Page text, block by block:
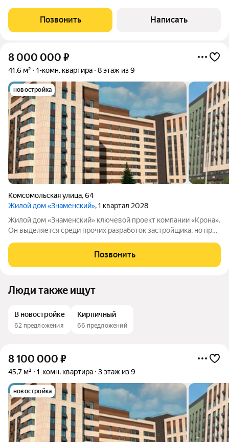
теплая и светлая. В ванной и на кухне смонтирован теплый
пол. Удобная планировка:
Позвонить Написать
8 000 000 ₽
41,6 м² 1-комн. квартира 8 этаж из 9
новостройка
Комсомольская улица,64
Жилой дом «Знаменский», 1 квартал 2028
Жилой дом «Знаменский» ключевой проект компании «Крона».
Он выделяется среди прочих разработок застройщика, но при
одной из самых удачных локаций ХантыМансийска: в центре
города, где в шаговой
Позвонить
Люди также ищут
В новостройке
62 предложения
Кирпичный
66 предложений
8 100 000 ₽
45,7 м² 1-комн. квартира 3 этаж из 9
новостройка